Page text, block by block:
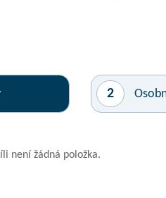
2
není žádná položka.